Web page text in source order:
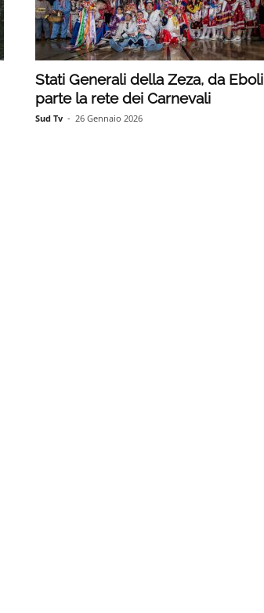
Stati Generali della Zeza, da Eboli
parte la rete dei Carnevali
Sud Tv - 26 Gennaio 2026